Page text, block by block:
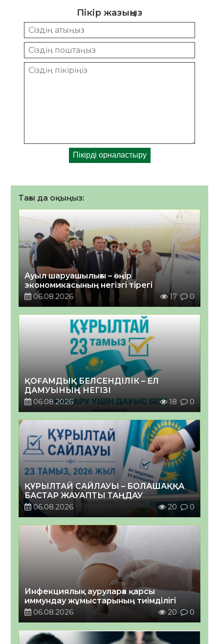
Пікір жазыңыз
Тағы да оқыңыз:
Ауыл шаруашылығы – өңір
экономикасының негізгі тірегі
06.08.2026
17 0
ҚОҒАМДЫҚ БЕЛСЕНДІЛІК – ЕЛ
ДАМУЫНЫҢ НЕГІЗІ
06.08.2026
18 0
ҚҰРЫЛТАЙ САЙЛАУЫ – БОЛАШАҚҚА
БАСТАР ЖАУАПТЫ ТАҢДАУ
06.08.2026
20 0
Инфекциялық ауруларға қарсы
иммундау жұмыстарының тиімділігі
06.08.2026
20 0